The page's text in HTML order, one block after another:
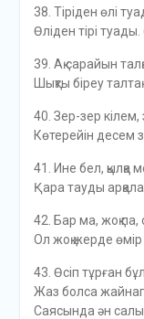
38. Тіріден өлі
Өліден тірі
39. Ақ сарайын
Шықты біреу
40. Зер-зер кілем,
Көтерейін десем
41. Ине бел, қылқа
Қара тауды
42. Бар ма, жоқ па,
Ол жоқ жерде
43. Өсіп тұрған
Жаз болса
Саясында ән